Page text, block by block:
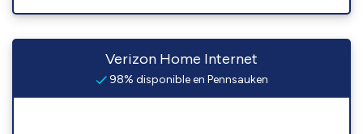
Verizon Home Internet
98% disponible en Pennsauken